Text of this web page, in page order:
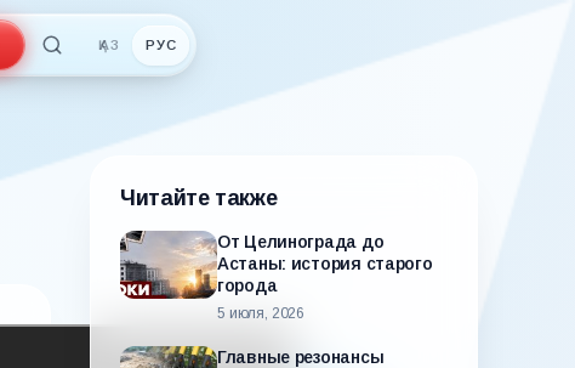
ҚАЗ РУС
Читайте также
От Целинограда до
Астаны: история старого
города
5 июля, 2026
Главные резонансы